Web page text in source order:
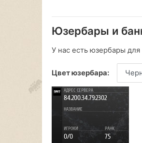
Юзербары и
У нас есть юзербары для
Цвет юзербара: